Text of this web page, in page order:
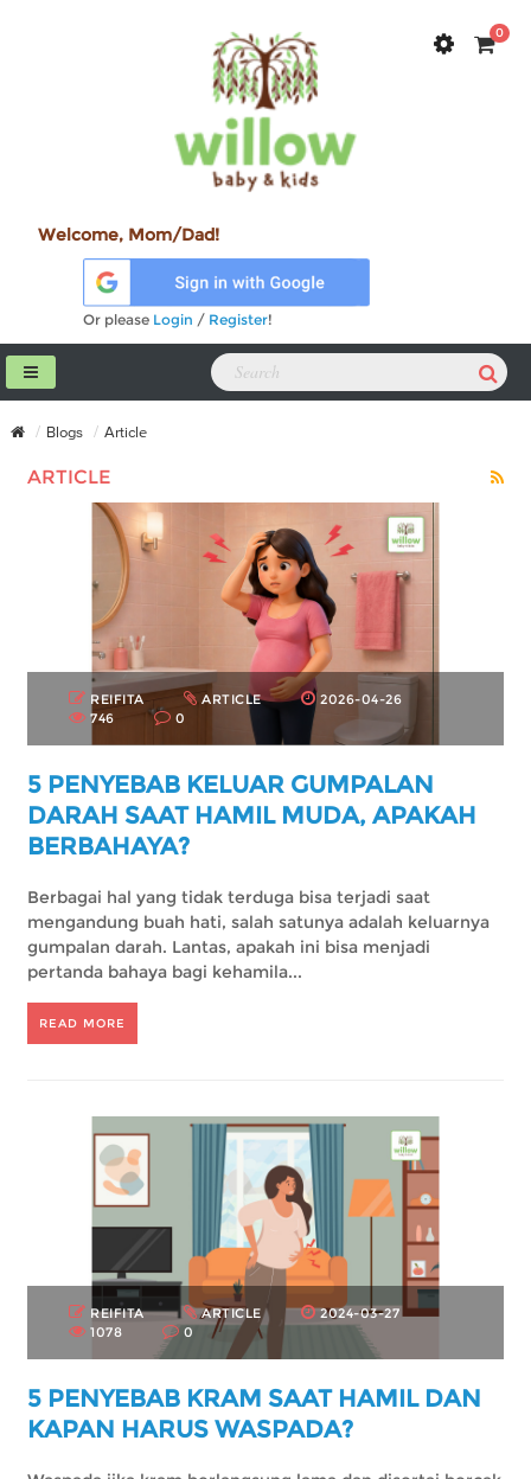
0
Welcome, Mom/Dad!
Or please Login / Register!
Blogs Article
ARTICLE
REIFITA ARTICLE
2026-04-26
746
0
5 PENYEBAB KELUAR GUMPALAN
DARAH SAAT HAMIL MUDA, APAKAH
BERBAHAYA?
Berbagai hal yang tidak terduga bisa terjadi saat
mengandung buah hati, salah satunya adalah keluarnya
gumpalan darah. Lantas, apakah ini bisa menjadi
pertanda bahaya bagi kehamila...
READ MORE
REIFITA ARTICLE
2024-03-27
1078
0
5 PENYEBAB KRAM SAAT HAMIL DAN
KAPAN HARUS WASPADA?